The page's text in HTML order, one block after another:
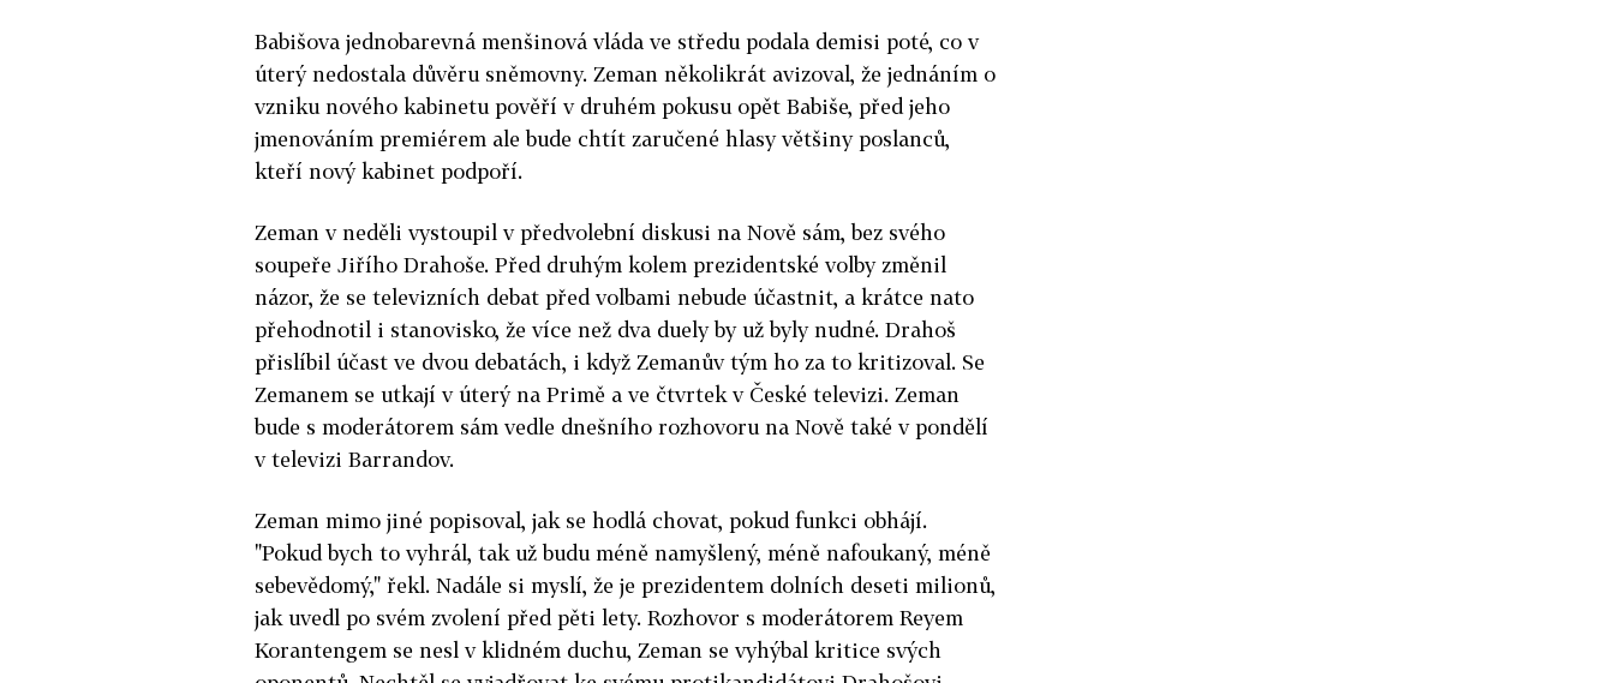
Babišova jednobarevná menšinová vláda ve středu podala demisi poté, co v
úterý nedostala důvěru sněmovny. Zeman několikrát avizoval, že jednáním o
vzniku nového kabinetu pověří v druhém pokusu opět Babiše, před jeho
jmenováním premiérem ale bude chtít zaručené hlasy většiny poslanců,
kteří nový kabinet podpoří.
Zeman v neděli vystoupil v předvolební diskusi na Nově sám, bez svého
soupeře Jiřího Drahoše. Před druhým kolem prezidentské volby změnil
názor, že se televizních debat před volbami nebude účastnit, a krátce nato
přehodnotil i stanovisko, že více než dva duely by už byly nudné. Drahoš
přislíbil účast ve dvou debatách, i když Zemanův tým ho za to kritizoval. Se
Zemanem se utkají v úterý na Primě a ve čtvrtek v České televizi. Zeman
bude s moderátorem sám vedle dnešního rozhovoru na Nově také v pondělí
v televizi Barrandov.
Zeman mimo jiné popisoval, jak se hodlá chovat, pokud funkci obhájí.
"Pokud bych to vyhrál, tak už budu méně namyšlený, méně nafoukaný, méně
sebevědomý," řekl. Nadále si myslí, že je prezidentem dolních deseti milionů,
jak uvedl po svém zvolení před pěti lety. Rozhovor s moderátorem Reyem
Korantengem se nesl v klidném duchu, Zeman se vyhýbal kritice svých